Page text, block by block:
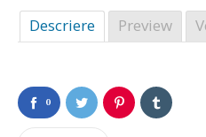
Descriere Preview
0